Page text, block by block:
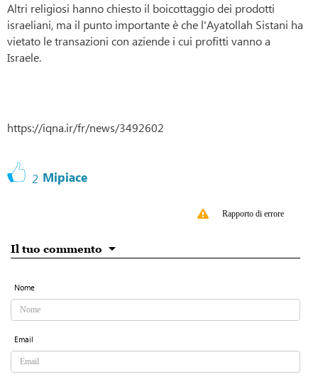
Altri religiosi hanno chiesto il boicottaggio dei prodotti
israeliani, ma il punto importante è che l'Ayatollah Sistani ha
vietato le transazioni con aziende i cui profitti vanno a
Israele.
https://iqna.ir/fr/news/3492602
2 Mipiace
Rapporto di errore
Il tuo commento
Nome
Email